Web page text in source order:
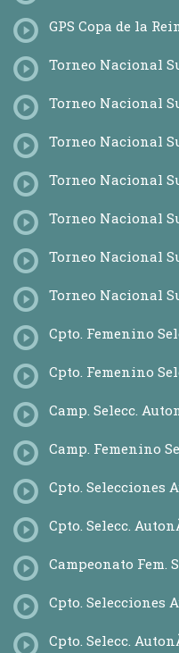
GPS Copa de la
Torneo Nacional
Torneo Nacional
Torneo Nacional
Torneo Nacional
Torneo Nacional
Torneo Nacional
Torneo Nacional
Cpto. Femenino
Cpto. Femenino
Camp. Selecc.
Camp. Femenino
Cpto. Selecciones
Cpto. Selecc.
Campeonato Fem.
Cpto. Selecciones
Cpto. Selecc.